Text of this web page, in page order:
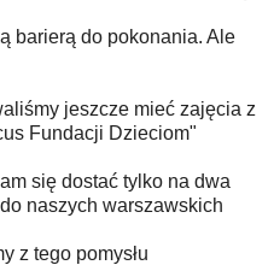
barierą do pokonania. Ale
jeszcze mieć zajęcia z
Fundacji Dzieciom"
się dostać tylko na dwa
naszych warszawskich
z tego pomysłu